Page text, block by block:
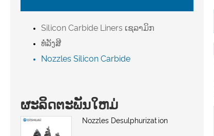
Silicon Carbide Liners ເຊລາມິກ
ທໍ່ລັງສີ
Nozzles Silicon Carbide
ຜະລິດຕະພັນໃຫມ່
Nozzles Desulphurization